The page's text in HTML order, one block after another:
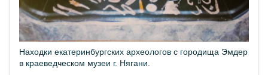
Находки екатеринбургских археологов с городища Эмдер
в краеведческом музеи г. Нягани.